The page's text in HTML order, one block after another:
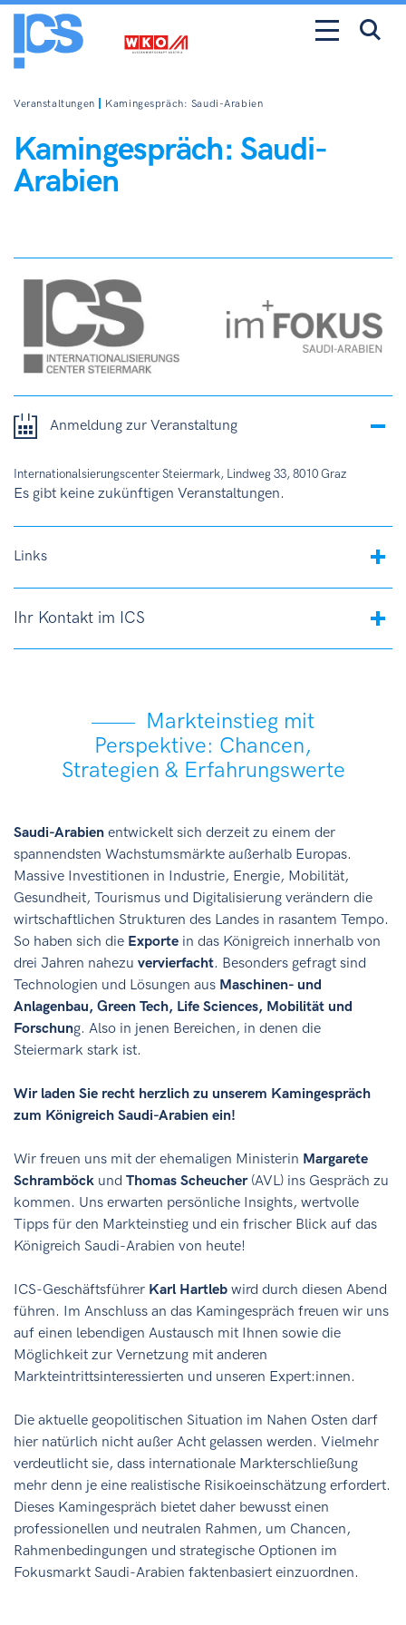
Veranstaltungen Kamingespräch: Saudi-Arabien
Kamingespräch: Saudi-
Arabien
Anmeldung zur Veranstaltung
Internationalsierungscenter Steiermark, Lindweg 33, 8010 Graz
Es gibt keine zukünftigen Veranstaltungen.
Links
Ihr Kontakt im ICS
Markteinstieg mit
Perspektive: Chancen,
Strategien & Erfahrungswerte
Saudi-Arabien entwickelt sich derzeit zu einem der
spannendsten Wachstumsmärkte außerhalb Europas.
Massive Investitionen in Industrie, Energie, Mobilität,
Gesundheit, Tourismus und Digitalisierung verändern die
wirtschaftlichen Strukturen des Landes in rasantem Tempo.
So haben sich die Exporte in das Königreich innerhalb von
drei Jahren nahezu vervierfacht. Besonders gefragt sind
Technologien und Lösungen aus Maschinen- und
Anlagenbau, Green Tech, Life Sciences, Mobilität und
Forschung. Also in jenen Bereichen, in denen die
Steiermark stark ist.
Wir laden Sie recht herzlich zu unserem Kamingespräch
zum Königreich Saudi-Arabien ein!
Wir freuen uns mit der ehemaligen Ministerin Margarete
Schramböck und Thomas Scheucher(AVL) ins Gespräch zu
kommen. Uns erwarten persönliche Insights, wertvolle
Tipps für den Markteinstieg und ein frischer Blick auf das
Königreich Saudi-Arabien von heute!
ICS-Geschäftsführer Karl Hartleb wird durch diesen Abend
führen. Im Anschluss an das Kamingespräch freuen wir uns
auf einen lebendigen Austausch mit Ihnen sowie die
Möglichkeit zur Vernetzung mit anderen
Markteintrittsinteressierten und unseren Expert:innen.
Die aktuelle geopolitischen Situation im Nahen Osten darf
hier natürlich nicht außer Acht gelassen werden. Vielmehr
verdeutlicht sie, dass internationale Markterschließung
mehr denn je eine realistische Risikoeinschätzung erfordert.
Dieses Kamingespräch bietet daher bewusst einen
professionellen und neutralen Rahmen, um Chancen,
Rahmenbedingungen und strategische Optionen im
Fokusmarkt Saudi-Arabien faktenbasiert einzuordnen.